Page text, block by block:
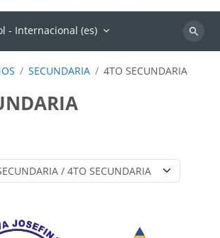
- Internacional ‎(es)‎
Buscar
SECUNDARIA 4TO SECUNDARIA
Categorías